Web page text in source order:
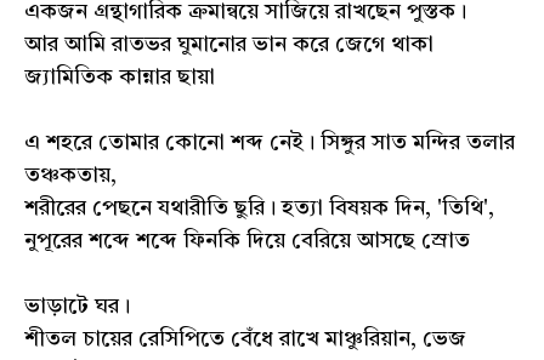
একজন গ্রন্থাগারিক ক্রমান্বয়ে সাজিয়ে রাখছেন পুস্তক।
আর আমি রাতভর ঘুমানোর ভান করে জেগে থাকা
জ্যামিতিক কান্নার ছায়া
এ শহরে তোমার কোনো শব্দ নেই। সিঙ্গুর সাত মন্দির তলার
তঞ্চকতায়,
শরীরের পেছনে যথারীতি ছুরি। হত্যা বিষয়ক দিন, 'তিথি',
নুপূরের শব্দে শব্দে ফিনকি দিয়ে বেরিয়ে আসছে স্রোত
ভাড়াটে ঘর।
শীতল চায়ের রেসিপিতে বেঁধে রাখে মাঞ্চুরিয়ান, ভেজ